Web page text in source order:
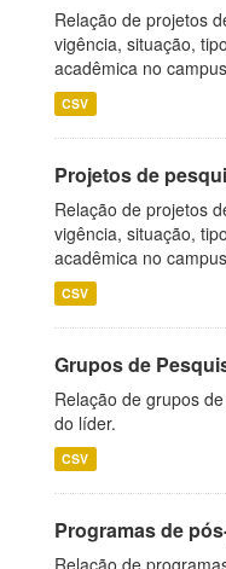
Relação de projetos
vigência, situação,
acadêmica no
CSV
Projetos de
Relação de projetos
vigência, situação,
acadêmica no
CSV
Grupos de
Relação de grupos
do líder.
CSV
Programas de
Relação de